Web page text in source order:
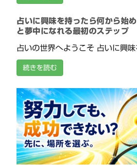
占いに興味を持ったら何から始
と夢中になれる最初のステップ
占いの世界へようこそ 占いに興味
続きを読む